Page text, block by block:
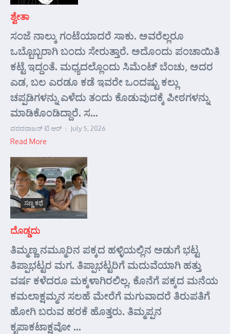
ಶ್ವೇತಾ
ಸಂಜೆ ನಾಲ್ಕು ಗಂಟೆಯಾದರೆ ಸಾಕು. ಅವರೆಲ್ಲರೂ
ಒಬ್ಬೊಬ್ಬರಾಗಿ ಬಂದು ಸೇರುತ್ತಾರೆ. ಅದೊಂದು ಪಂಚಾಯಿತಿ
ಕಟ್ಟೆ ಇದ್ದಂತೆ. ಮಧ್ಯದಲ್ಲೊಂದು ಸಿಮೆಂಟ್ ಬೆಂಚು, ಅದರ
ಎಡ, ಬಲ ಎರಡೂ ಕಡೆ ಇವರೇ ಒಂದಷ್ಟು ಕಲ್ಲು
ಚಪ್ಪಡಿಗಳನ್ನು ಎಳೆದು ತಂದು ಕೊಡುವುದಕ್ಕೆ ಪೀಠಗಳನ್ನು
ಮಾಡಿಕೊಂಡಿದ್ದಾರೆ. ಸ...
ವರದರಾಜನ್ ಟಿ ಆರ್ July 5, 2026
Read More
ಸಣ್ಣ ಕಥೆ
ದೊಡ್ಡದು
ತಿಮ್ಮಣ್ಣ ನಮ್ಮೂರಿನ ಪಕ್ಕದ ಹಳ್ಳಿಯಲ್ಲಿನ ಅಡುಗೆ ಭಟ್ಟ
ತಿಪ್ಪಾಭಟ್ಟರ ಮಗ. ತಿಪ್ಪಾಭಟ್ಟರಿಗೆ ಮದುವೆಯಾಗಿ ಹತ್ತು
ವರ್ಷ ಕಳೆದರೂ ಮಕ್ಕಳಾಗಿರಲಿಲ್ಲ. ಕೊನೆಗೆ ಪಕ್ಕದ ಮನೆಯ
ಕಮಲಾಕ್ಷಮ್ಮನ ಸಲಹೆ ಮೇರೆಗೆ ಮಗುವಾದರೆ ತಿರುಪತಿಗೆ
ಹೋಗಿ ಬರುವ ಹರಕೆ ಹೊತ್ತರು. ತಿಮ್ಮಪ್ಪನ
ಕೃಪಾಕಟಾಕ್ಷವೋ ...